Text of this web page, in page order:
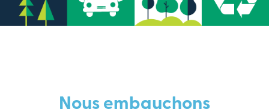
Nous embauchons